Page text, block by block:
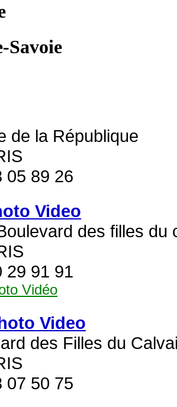
Savoie
de la République
05 89 26
Video
des filles du
29 91 91
Vidéo
Video
des Filles du
07 50 75